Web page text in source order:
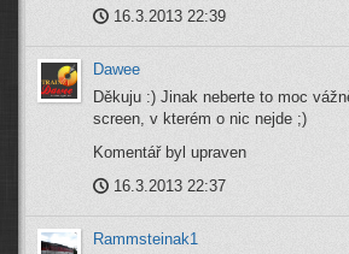
16.3.2013 22:39
Dawee
Děkuju :) Jinak neberte to moc
screen, v kterém o nic nejde ;)
Komentář byl upraven
16.3.2013 22:37
Rammsteinak1